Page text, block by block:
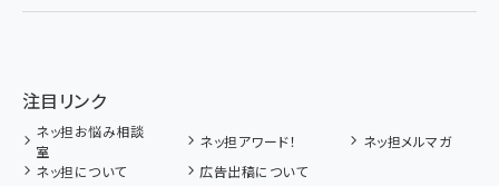
注目リンク
ネッ担お悩み相談
室
ネッ担アワード！
ネッ担メルマガ
ネッ担について
広告出稿について